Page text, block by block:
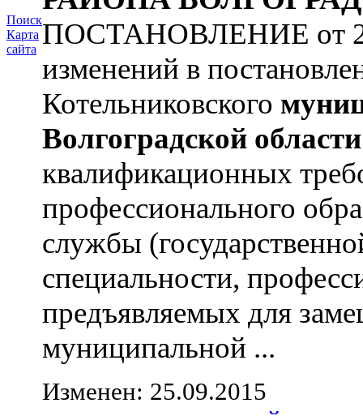
Поиск
Карта
сайта ПОСТАНОВЛЕНИЕ от
изменений в
Котельниковского
Волгоградской области
квалификационных
профессионального
службы
специальности,
предъявляемых для
муниципальной ...
Изменен: 25.09.2015